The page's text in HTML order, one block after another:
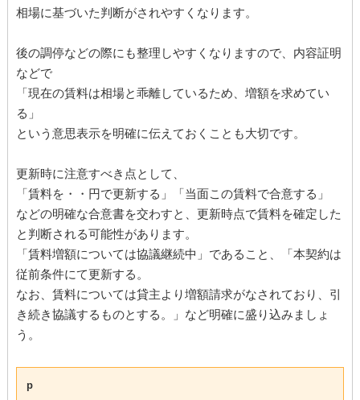
相場に基づいた判断がされやすくなります。
後の調停などの際にも整理しやすくなりますので、内容証明
などで
「現在の賃料は相場と乖離しているため、増額を求めてい
る」
という意思表示を明確に伝えておくことも大切です。
更新時に注意すべき点として、
「賃料を・・円で更新する」「当面この賃料で合意する」
などの明確な合意書を交わすと、更新時点で賃料を確定した
と判断される可能性があります。
「賃料増額については協議継続中」であること、「本契約は
従前条件にて更新する。
なお、賃料については貸主より増額請求がなされており、引
き続き協議するものとする。」など明確に盛り込みましょ
う。
p